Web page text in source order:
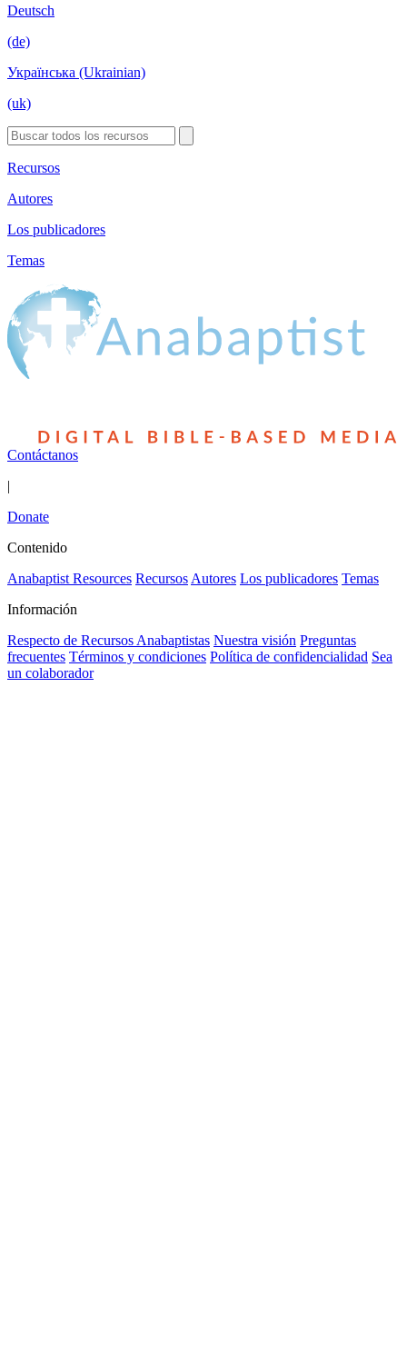
Deutsch
(de)
Українська (Ukrainian)
(uk)
Recursos
Autores
Los publicadores
Temas
Contáctanos
|
Donate
Contenido
Anabaptist Resources Recursos Autores Los publicadores Temas
Información
Respecto de Recursos Anabaptistas Nuestra visión Preguntas
frecuentes Términos y condiciones Política de confidencialidad Sea
un colaborador